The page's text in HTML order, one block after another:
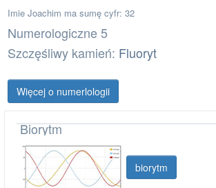
Imie Joachim ma sumę cyfr: 32
Numerologiczne 5
Szczęśliwy kamień: Fluoryt
Więcej o numerlologii
Biorytm
biorytm